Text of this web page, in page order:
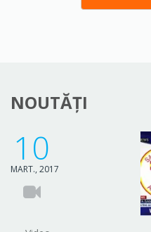
NOUTĂȚI
10
MART., 2017